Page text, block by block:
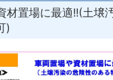
置場に最適!!(土壌
)